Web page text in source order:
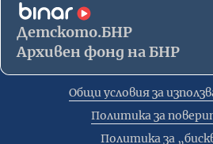
Детското.БНР
Архивен фонд на БНР
Общи условия за
Политика за
Политика за